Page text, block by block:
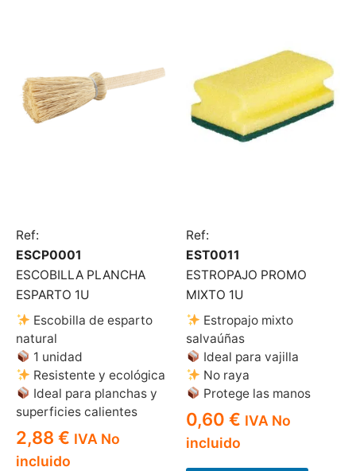
Ref:
ESCP0001
ESCOBILLA PLANCHA
ESPARTO 1U
Escobilla de esparto
natural
1 unidad
Resistente y ecológica
Ideal para planchas y
superficies calientes
2,88 € IVA No
incluido
Ref:
EST0011
ESTROPAJO PROMO
MIXTO 1U
Estropajo mixto
salvaúñas
Ideal para vajilla
No raya
Protege las manos
0,60 € IVA No
incluido